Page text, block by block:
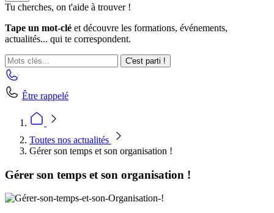
Tu cherches, on t'aide à trouver !
Tape un mot-clé et découvre les formations, événements,
actualités... qui te correspondent.
C'est parti !
Être rappelé
Toutes nos actualités
Gérer son temps et son organisation !
Gérer son temps et son organisation !